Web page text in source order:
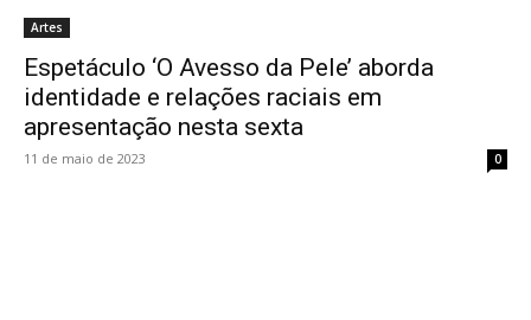
Artes
Espetáculo ‘O Avesso da Pele’ aborda
identidade e relações raciais em
apresentação nesta sexta
11 de maio de 2023 0